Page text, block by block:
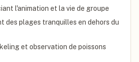
l'animation et la vie de groupe
des plages tranquilles en dehors du
et observation de poissons